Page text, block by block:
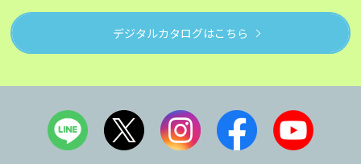
デジタルカタログはこちら